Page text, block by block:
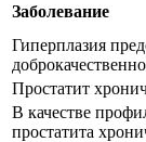
Заболевание
Гиперплазия
Простатит
В качестве
простатита